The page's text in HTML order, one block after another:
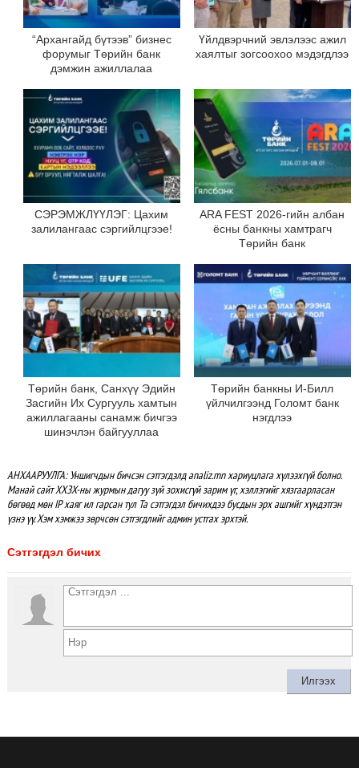
“Архангайд бүтээв” бизнес
форумыг Төрийн банк
дэмжин ажиллалаа
Үйлдвэрчний эвлэлээс ажил
хаялтыг зогсоохоо мэдэгдлээ
СЭРЭМЖЛҮҮЛЭГ: Цахим
залилангаас сэргийлцгээе!
ARA FEST 2026-гийн албан
ёсны банкны хамтрагч
Төрийн банк
Төрийн банк, Санхүү Эдийн
Засгийн Их Сургууль хамтын
ажиллагааны санамж бичгээ
шинэчлэн байгууллаа
Төрийн банкны И-Билл
үйлчилгээнд Голомт банк
нэгдлээ
АНХААРУУЛГА: Уншигчдын бичсэн сэтгэгдэлд analiz.mn хариуцлага хүлээхгүй болно.
Манай сайт ХХЗХ-ны журмын дагуу зүй зохисгүй зарим үг, хэллэгийг хязгаарласан
бөгөөд мөн IP хаяг ил гарсан тул Та сэтгэгдэл бичихдээ бусдын эрх ашгийг хүндэтгэн
үзнэ үү. Хэм хэмжээ зөрчсөн сэтгэгдлийг админ устгах эрхтэй.
Сэтгэгдэл бичих